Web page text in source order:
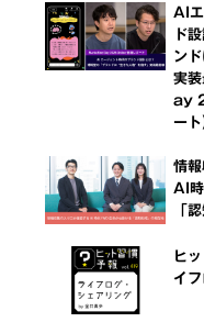
AIエ
ド
ン
実
ay
ート
情
AI
「
ヒ
イフ